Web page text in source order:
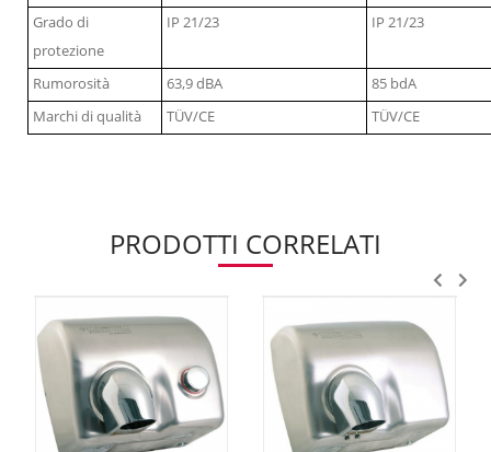
Grado di
protezione
IP 21/23 IP 21/23
Rumorosità 63,9 dBA
85 bdA
Marchi di qualità
TÜV/CE TÜV/CE
PRODOTTI CORRELATI